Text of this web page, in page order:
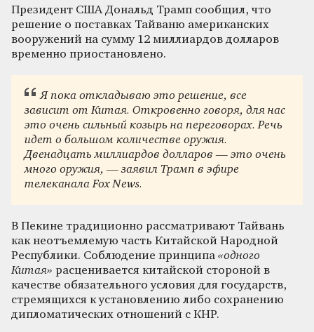
Президент США Дональд Трамп сообщил, что
решение о поставках Тайваню американских
вооружений на сумму 12 миллиардов долларов
временно приостановлено.
Я пока откладываю это решение, все
зависит от Китая. Откровенно говоря, для нас
это очень сильный козырь на переговорах. Речь
идет о большом количестве оружия.
Двенадцать миллиардов долларов — это очень
много оружия, — заявил Трамп в эфире
телеканала Fox News.
В Пекине традиционно рассматривают Тайвань
как неотъемлемую часть Китайской Народной
Республики. Соблюдение принципа «одного
Китая» расценивается китайской стороной в
качестве обязательного условия для государств,
стремящихся к установлению либо сохранению
дипломатических отношений с КНР.